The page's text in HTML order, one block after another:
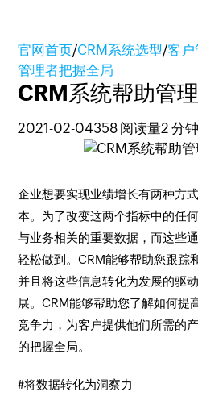
官网首页/CRM系统选型/客
管理者把握全局
CRM系统帮助管
2021-02-04358 阅读量2 分
企业想要实现业绩增长有两种方
本。为了改变这两个指标中的任
与业务相关的重要数据，而这些
轻松做到。CRM能够帮助您跟踪
并且将这些信息转化为发展的驱
展。CRM能够帮助您了解如何提
竞争力，为客户提供他们所需的
的把握全局。
#将数据转化为洞察力